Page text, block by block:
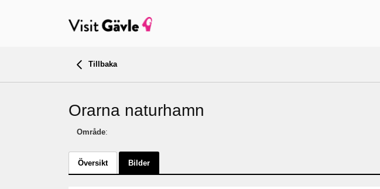
Tillbaka
Orarna naturhamn
Område:
Översikt Bilder